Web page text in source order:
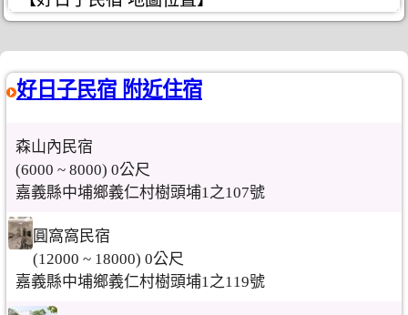
好日子民宿 附近住宿
森山內民宿
(6000 ~ 8000) 0公尺
嘉義縣中埔鄉義仁村樹頭埔1之107號
圓窩窩民宿
(12000 ~ 18000) 0公尺
嘉義縣中埔鄉義仁村樹頭埔1之119號